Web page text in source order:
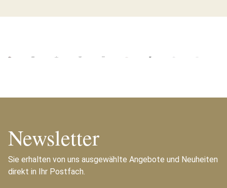
Newsletter
Sie erhalten von uns ausgewählte Angebote und Neuheiten
direkt in Ihr Postfach.